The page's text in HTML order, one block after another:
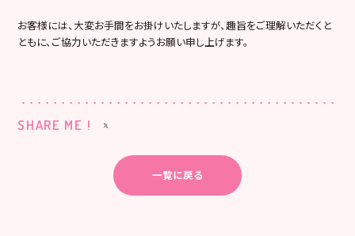
お客様には、大変お手間をお掛けいたしますが、趣旨をご理解いただくと
ともに、ご協力いただきますようお願い申し上げます。
SHARE ME !
一覧に戻る